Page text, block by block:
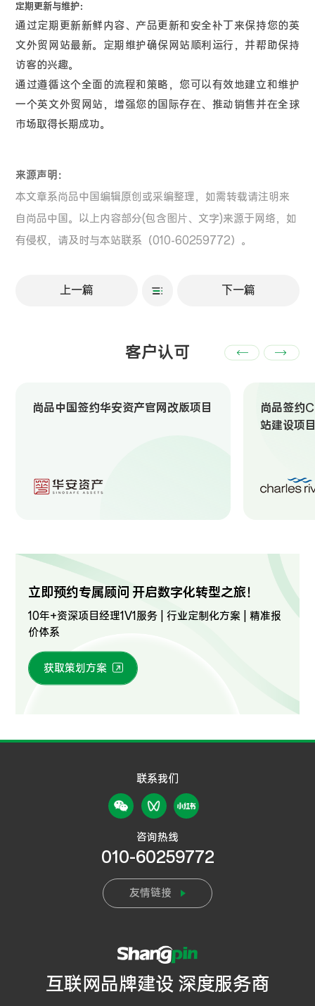
定期更新与维护：
通过定期更新新鲜内容、产品更新和安全补丁来保持您的英
文外贸网站最新。定期维护确保网站顺利运行，并帮助保持
访客的兴趣。
通过遵循这个全面的流程和策略，您可以有效地建立和维护
一个英文外贸网站，增强您的国际存在、推动销售并在全球
市场取得长期成功。
来源声明：
本文章系尚品中国编辑原创或采编整理，如需转载请注明来
自尚品中国。以上内容部分(包含图片、文字)来源于网络，如
有侵权，请及时与本站联系（010-60259772）。
上一篇 下一篇
客户认可
尚品中国签约华安资产官网改版项目
尚品签约
站建设项
立即预约专属顾问 开启数字化转型之旅！
10年+资深项目经理1V1服务 | 行业定制化方案 | 精准报
价体系
获取策划方案
联系我们
咨询热线
010-60259772
友情链接
互联网品牌建设 深度服务商